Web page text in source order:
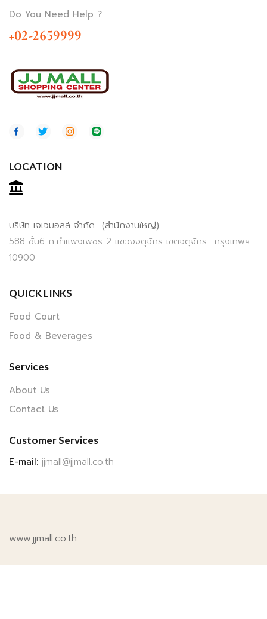
Do You Need Help ?
+02-2659999
LOCATION
บริษัท เจเจมอลล์ จำกัด (สำนักงานใหญ่)
588 ชั้น6 ถ.กำแพงเพชร 2 แขวงจตุจักร เขตจตุจักร กรุงเทพฯ
10900
QUICK LINKS
Food Court
Food & Beverages
Services
About Us
Contact Us
Customer Services
E-mail: jjmall@jjmall.co.th
www.jjmall.co.th